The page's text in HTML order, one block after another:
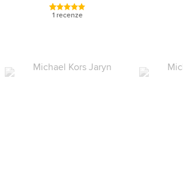
1 recenze